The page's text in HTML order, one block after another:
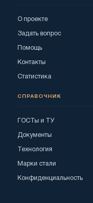
О проекте
Задать вопрос
Помощь
Контакты
Статистика
СПРАВОЧНИК
ГОСТы и ТУ
Документы
Технология
Марки стали
Конфиденциальность